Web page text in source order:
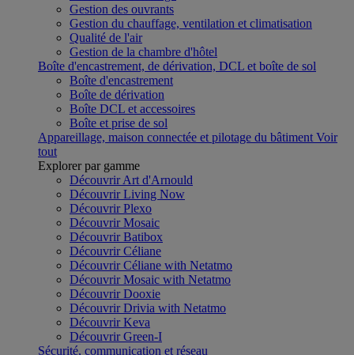
Gestion des ouvrants
Gestion du chauffage, ventilation et climatisation
Qualité de l'air
Gestion de la chambre d'hôtel
Boîte d'encastrement, de dérivation, DCL et boîte de sol
Boîte d'encastrement
Boîte de dérivation
Boîte DCL et accessoires
Boîte et prise de sol
Appareillage, maison connectée et pilotage du bâtiment Voir
tout
Explorer par gamme
Découvrir Art d'Arnould
Découvrir Living Now
Découvrir Plexo
Découvrir Mosaic
Découvrir Batibox
Découvrir Céliane
Découvrir Céliane with Netatmo
Découvrir Mosaic with Netatmo
Découvrir Dooxie
Découvrir Drivia with Netatmo
Découvrir Keva
Découvrir Green-I
Sécurité, communication et réseau